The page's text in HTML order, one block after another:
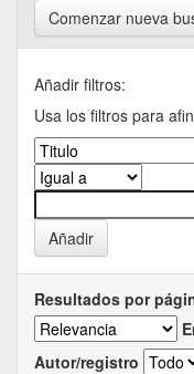
Comenzar nueva
Añadir filtros:
Usa los filtros para
Resultados por
Autor/registro